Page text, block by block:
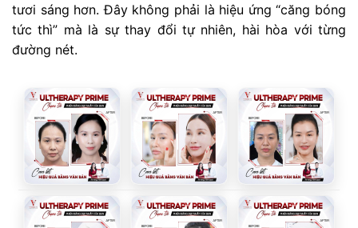
tươi sáng hơn. Đây không phải là hiệu ứng “căng bóng
tức thì” mà là sự thay đổi tự nhiên, hài hòa với từng
đường nét.